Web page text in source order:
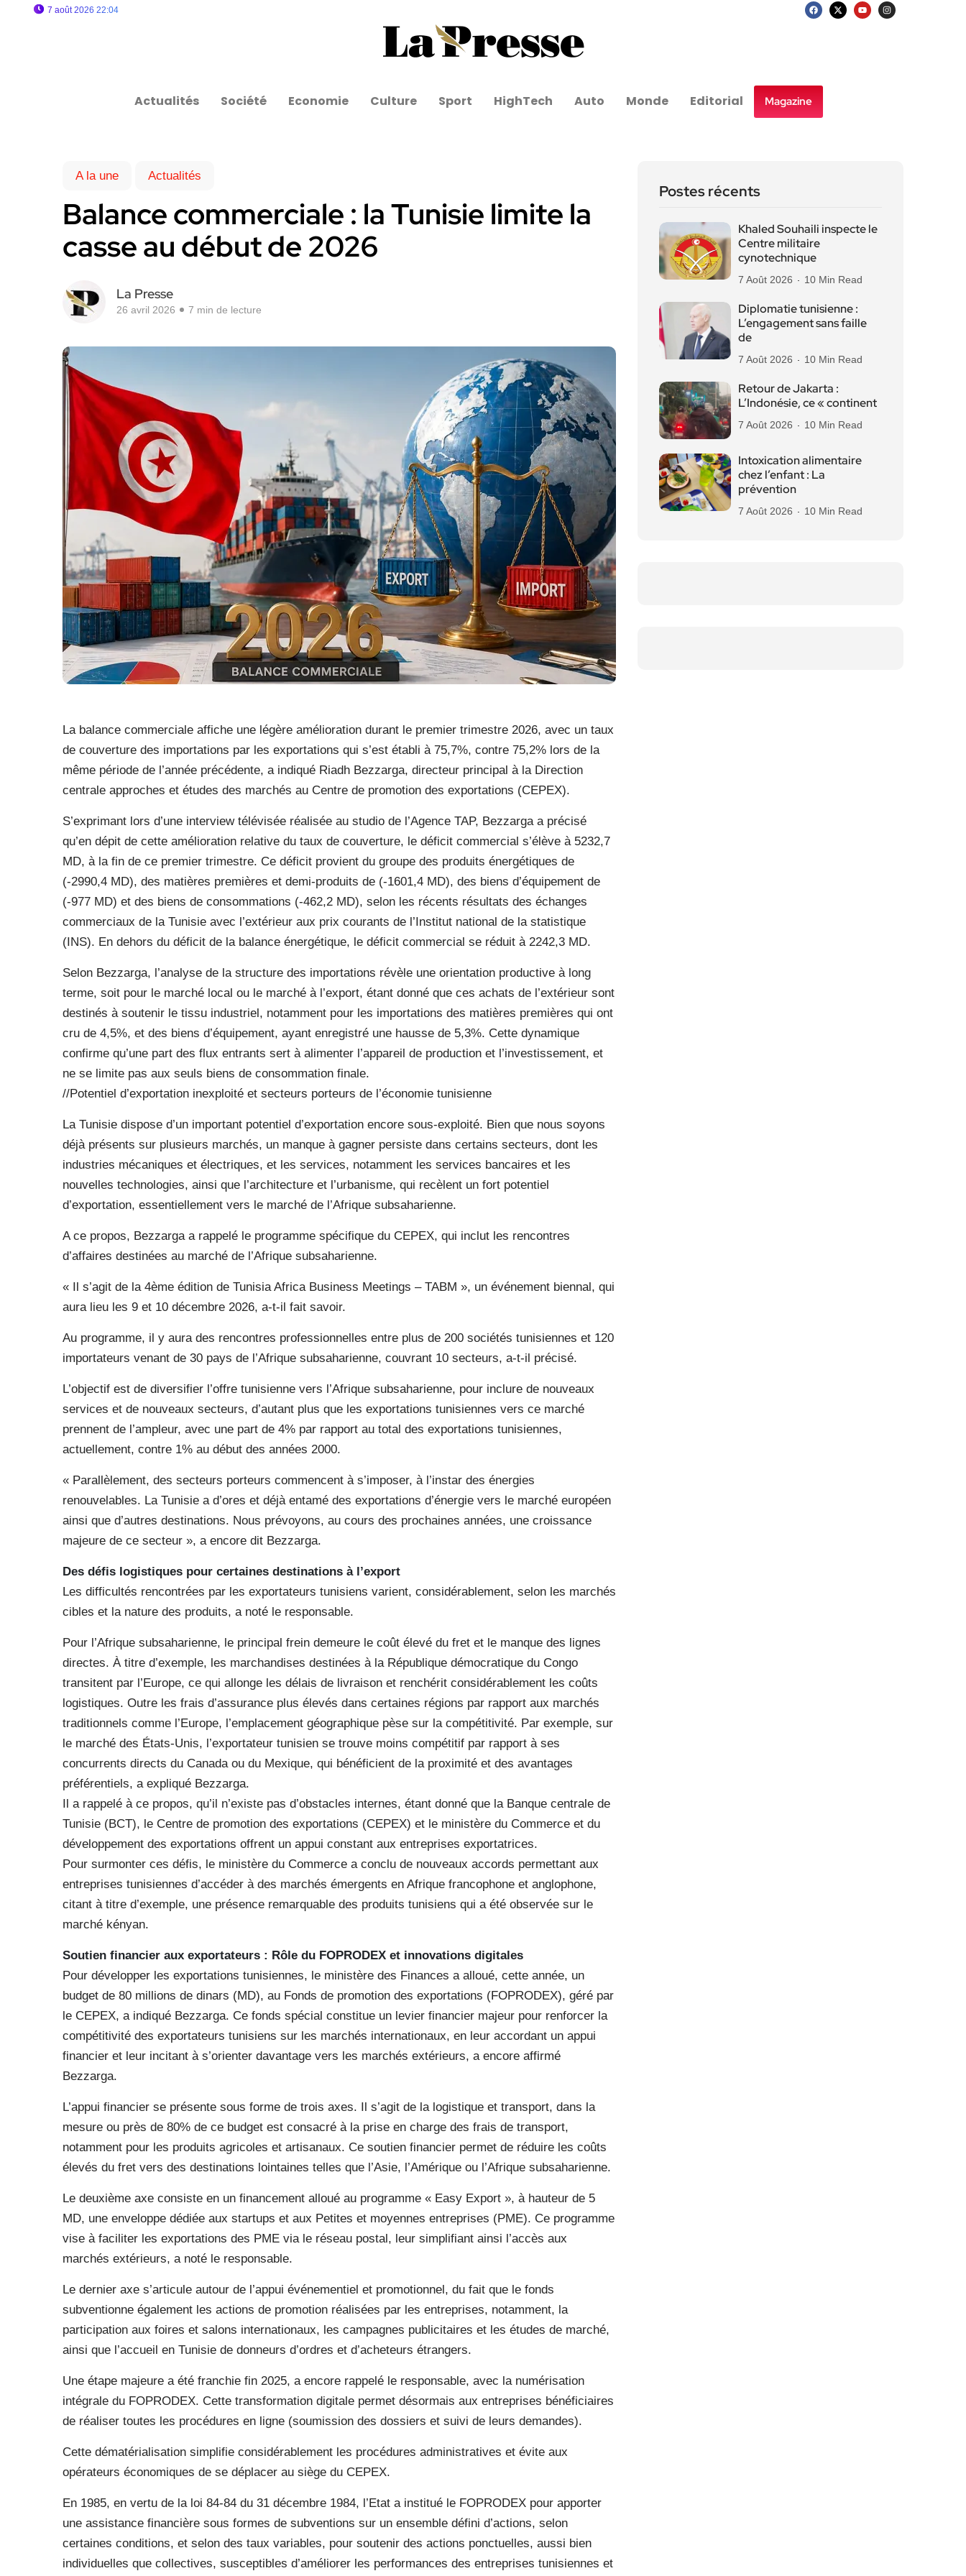
7 août 2026 22:04
Actualités Société Economie Culture Sport HighTech Auto Monde Editorial Magazine
A la une Actualités
Balance commerciale : la Tunisie limite la
casse au début de 2026
La Presse
26 avril 2026 7 min de lecture
La balance commerciale affiche une légère amélioration durant le premier trimestre 2026, avec un taux
de couverture des importations par les exportations qui s’est établi à 75,7%, contre 75,2% lors de la
même période de l’année précédente, a indiqué Riadh Bezzarga, directeur principal à la Direction
centrale approches et études des marchés au Centre de promotion des exportations (CEPEX).
S’exprimant lors d’une interview télévisée réalisée au studio de l’Agence TAP, Bezzarga a précisé
qu’en dépit de cette amélioration relative du taux de couverture, le déficit commercial s’élève à 5232,7
MD, à la fin de ce premier trimestre. Ce déficit provient du groupe des produits énergétiques de
(-2990,4 MD), des matières premières et demi-produits de (-1601,4 MD), des biens d’équipement de
(-977 MD) et des biens de consommations (-462,2 MD), selon les récents résultats des échanges
commerciaux de la Tunisie avec l’extérieur aux prix courants de l’Institut national de la statistique
(INS). En dehors du déficit de la balance énergétique, le déficit commercial se réduit à 2242,3 MD.
Selon Bezzarga, l’analyse de la structure des importations révèle une orientation productive à long
terme, soit pour le marché local ou le marché à l’export, étant donné que ces achats de l’extérieur sont
destinés à soutenir le tissu industriel, notamment pour les importations des matières premières qui ont
cru de 4,5%, et des biens d’équipement, ayant enregistré une hausse de 5,3%. Cette dynamique
confirme qu’une part des flux entrants sert à alimenter l’appareil de production et l’investissement, et
ne se limite pas aux seuls biens de consommation finale.
//Potentiel d’exportation inexploité et secteurs porteurs de l’économie tunisienne
La Tunisie dispose d’un important potentiel d’exportation encore sous-exploité. Bien que nous soyons
déjà présents sur plusieurs marchés, un manque à gagner persiste dans certains secteurs, dont les
industries mécaniques et électriques, et les services, notamment les services bancaires et les
nouvelles technologies, ainsi que l’architecture et l’urbanisme, qui recèlent un fort potentiel
d’exportation, essentiellement vers le marché de l’Afrique subsaharienne.
A ce propos, Bezzarga a rappelé le programme spécifique du CEPEX, qui inclut les rencontres
d’affaires destinées au marché de l’Afrique subsaharienne.
« Il s’agit de la 4ème édition de Tunisia Africa Business Meetings – TABM », un événement biennal, qui
aura lieu les 9 et 10 décembre 2026, a-t-il fait savoir.
Au programme, il y aura des rencontres professionnelles entre plus de 200 sociétés tunisiennes et 120
importateurs venant de 30 pays de l’Afrique subsaharienne, couvrant 10 secteurs, a-t-il précisé.
L’objectif est de diversifier l’offre tunisienne vers l’Afrique subsaharienne, pour inclure de nouveaux
services et de nouveaux secteurs, d’autant plus que les exportations tunisiennes vers ce marché
prennent de l’ampleur, avec une part de 4% par rapport au total des exportations tunisiennes,
actuellement, contre 1% au début des années 2000.
« Parallèlement, des secteurs porteurs commencent à s’imposer, à l’instar des énergies
renouvelables. La Tunisie a d’ores et déjà entamé des exportations d’énergie vers le marché européen
ainsi que d’autres destinations. Nous prévoyons, au cours des prochaines années, une croissance
majeure de ce secteur », a encore dit Bezzarga.
Des défis logistiques pour certaines destinations à l’export
Les difficultés rencontrées par les exportateurs tunisiens varient, considérablement, selon les marchés
cibles et la nature des produits, a noté le responsable.
Pour l’Afrique subsaharienne, le principal frein demeure le coût élevé du fret et le manque des lignes
directes. À titre d’exemple, les marchandises destinées à la République démocratique du Congo
transitent par l’Europe, ce qui allonge les délais de livraison et renchérit considérablement les coûts
logistiques. Outre les frais d’assurance plus élevés dans certaines régions par rapport aux marchés
traditionnels comme l’Europe, l’emplacement géographique pèse sur la compétitivité. Par exemple, sur
le marché des États-Unis, l’exportateur tunisien se trouve moins compétitif par rapport à ses
concurrents directs du Canada ou du Mexique, qui bénéficient de la proximité et des avantages
préférentiels, a expliqué Bezzarga.
Il a rappelé à ce propos, qu’il n’existe pas d’obstacles internes, étant donné que la Banque centrale de
Tunisie (BCT), le Centre de promotion des exportations (CEPEX) et le ministère du Commerce et du
développement des exportations offrent un appui constant aux entreprises exportatrices.
Pour surmonter ces défis, le ministère du Commerce a conclu de nouveaux accords permettant aux
entreprises tunisiennes d’accéder à des marchés émergents en Afrique francophone et anglophone,
citant à titre d’exemple, une présence remarquable des produits tunisiens qui a été observée sur le
marché kényan.
Soutien financier aux exportateurs : Rôle du FOPRODEX et innovations digitales
Pour développer les exportations tunisiennes, le ministère des Finances a alloué, cette année, un
budget de 80 millions de dinars (MD), au Fonds de promotion des exportations (FOPRODEX), géré par
le CEPEX, a indiqué Bezzarga. Ce fonds spécial constitue un levier financier majeur pour renforcer la
compétitivité des exportateurs tunisiens sur les marchés internationaux, en leur accordant un appui
financier et leur incitant à s’orienter davantage vers les marchés extérieurs, a encore affirmé
Bezzarga.
L’appui financier se présente sous forme de trois axes. Il s’agit de la logistique et transport, dans la
mesure ou près de 80% de ce budget est consacré à la prise en charge des frais de transport,
notamment pour les produits agricoles et artisanaux. Ce soutien financier permet de réduire les coûts
élevés du fret vers des destinations lointaines telles que l’Asie, l’Amérique ou l’Afrique subsaharienne.
Le deuxième axe consiste en un financement alloué au programme « Easy Export », à hauteur de 5
MD, une enveloppe dédiée aux startups et aux Petites et moyennes entreprises (PME). Ce programme
vise à faciliter les exportations des PME via le réseau postal, leur simplifiant ainsi l’accès aux
marchés extérieurs, a noté le responsable.
Le dernier axe s’articule autour de l’appui événementiel et promotionnel, du fait que le fonds
subventionne également les actions de promotion réalisées par les entreprises, notamment, la
participation aux foires et salons internationaux, les campagnes publicitaires et les études de marché,
ainsi que l’accueil en Tunisie de donneurs d’ordres et d’acheteurs étrangers.
Une étape majeure a été franchie fin 2025, a encore rappelé le responsable, avec la numérisation
intégrale du FOPRODEX. Cette transformation digitale permet désormais aux entreprises bénéficiaires
de réaliser toutes les procédures en ligne (soumission des dossiers et suivi de leurs demandes).
Cette dématérialisation simplifie considérablement les procédures administratives et évite aux
opérateurs économiques de se déplacer au siège du CEPEX.
En 1985, en vertu de la loi 84-84 du 31 décembre 1984, l’Etat a institué le FOPRODEX pour apporter
une assistance financière sous formes de subventions sur un ensemble défini d’actions, selon
certaines conditions, et selon des taux variables, pour soutenir des actions ponctuelles, aussi bien
individuelles que collectives, susceptibles d’améliorer les performances des entreprises tunisiennes et
Postes récents
Khaled Souhaili inspecte le
Centre militaire
cynotechnique
7 Août 2026 10 Min Read
Diplomatie tunisienne :
L’engagement sans faille
de
7 Août 2026 10 Min Read
Retour de Jakarta :
L’Indonésie, ce « continent
7 Août 2026 10 Min Read
Intoxication alimentaire
chez l’enfant : La
prévention
7 Août 2026 10 Min Read